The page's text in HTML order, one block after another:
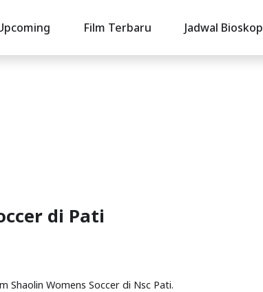
Film Terbaru Jadwal Bioskop
di Pati
Shaolin Womens Soccer di Nsc Pati.